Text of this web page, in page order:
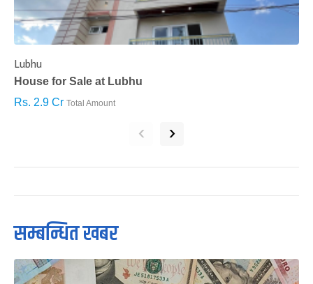
Lubhu
House for Sale at Lubhu
Rs. 2.9 Cr Total Amount
‹ ›
सम्बन्धित खबर